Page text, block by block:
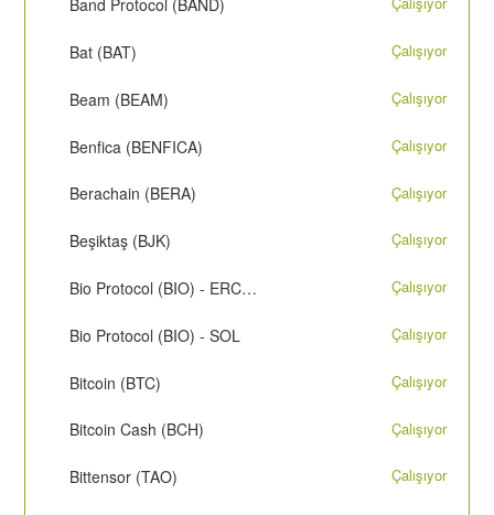
Band Protocol (BAND)
Bat (BAT) Çalışıyor
Beam (BEAM) Çalışıyor
Benfica (BENFICA) Çalışıyor
Berachain (BERA) Çalışıyor
Beşiktaş (BJK) Çalışıyor
Bio Protocol (BIO) - ERC-20 Çalışıyor
Bio Protocol (BIO) - SOL Çalışıyor
Bitcoin (BTC) Çalışıyor
Bitcoin Cash (BCH) Çalışıyor
Bittensor (TAO) Çalışıyor